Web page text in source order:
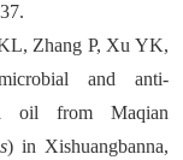
Zhang P, Xu YK,
and anti-
oil from Maqian
) in Xishuangbanna,